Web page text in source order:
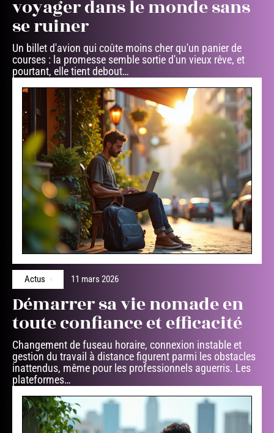
voyager dans le monde sans
se ruiner
Un billet d'avion qui coûte moins cher qu'un panier de
courses : la promesse semble sortie d'un vieux rêve, et
pourtant, elle tient debout…
Actus 11 mars 2026
Démarrer sa vie nomade en
toute confiance et efficacité
Changement de fuseau horaire, connexion instable et
gestion du travail à distance figurent parmi les obstacles
inattendus, même pour les professionnels aguerris. Les
plateformes…